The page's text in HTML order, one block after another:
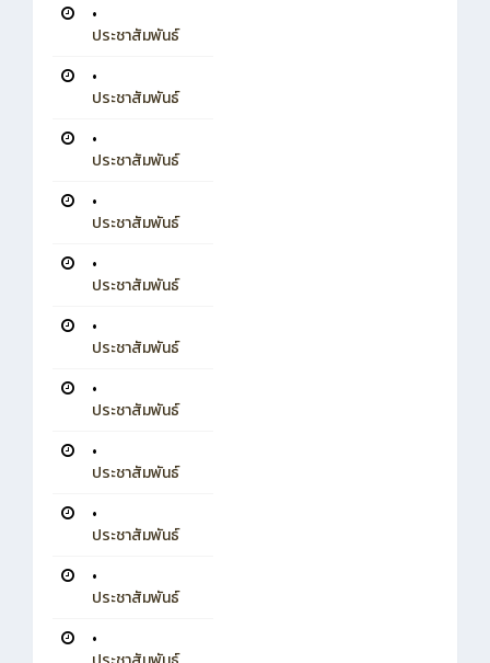
•
ประชาสัมพันธ์
•
ประชาสัมพันธ์
•
ประชาสัมพันธ์
•
ประชาสัมพันธ์
•
ประชาสัมพันธ์
•
ประชาสัมพันธ์
•
ประชาสัมพันธ์
•
ประชาสัมพันธ์
•
ประชาสัมพันธ์
•
ประชาสัมพันธ์
•